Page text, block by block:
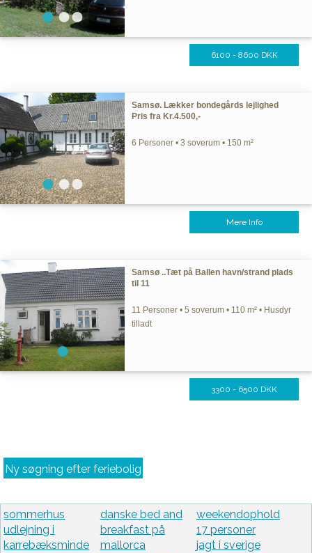
6100 - 8600 DKK
Samsø. Lækker bondegårds lejlighed
Pris fra Kr.4.500,-
6 Personer • 3 soverum • 150 m²
Mere Info
Samsø ..Tæt på Ballen havn/strand plads
til 11
11 Personer • 5 soverum • 110 m² • Husdyr
tilladt
3300 - 6500 DKK
Ny søgning efter feriebolig
sommerhus
udlejning i
karrebæksminde
danske bed and
breakfast på
mallorca
weekendophold
17 personer
jagt i sverige